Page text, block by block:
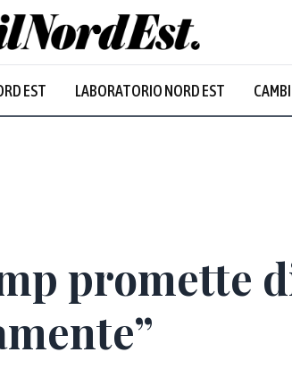
EST LABORATORIO NORD EST
promette